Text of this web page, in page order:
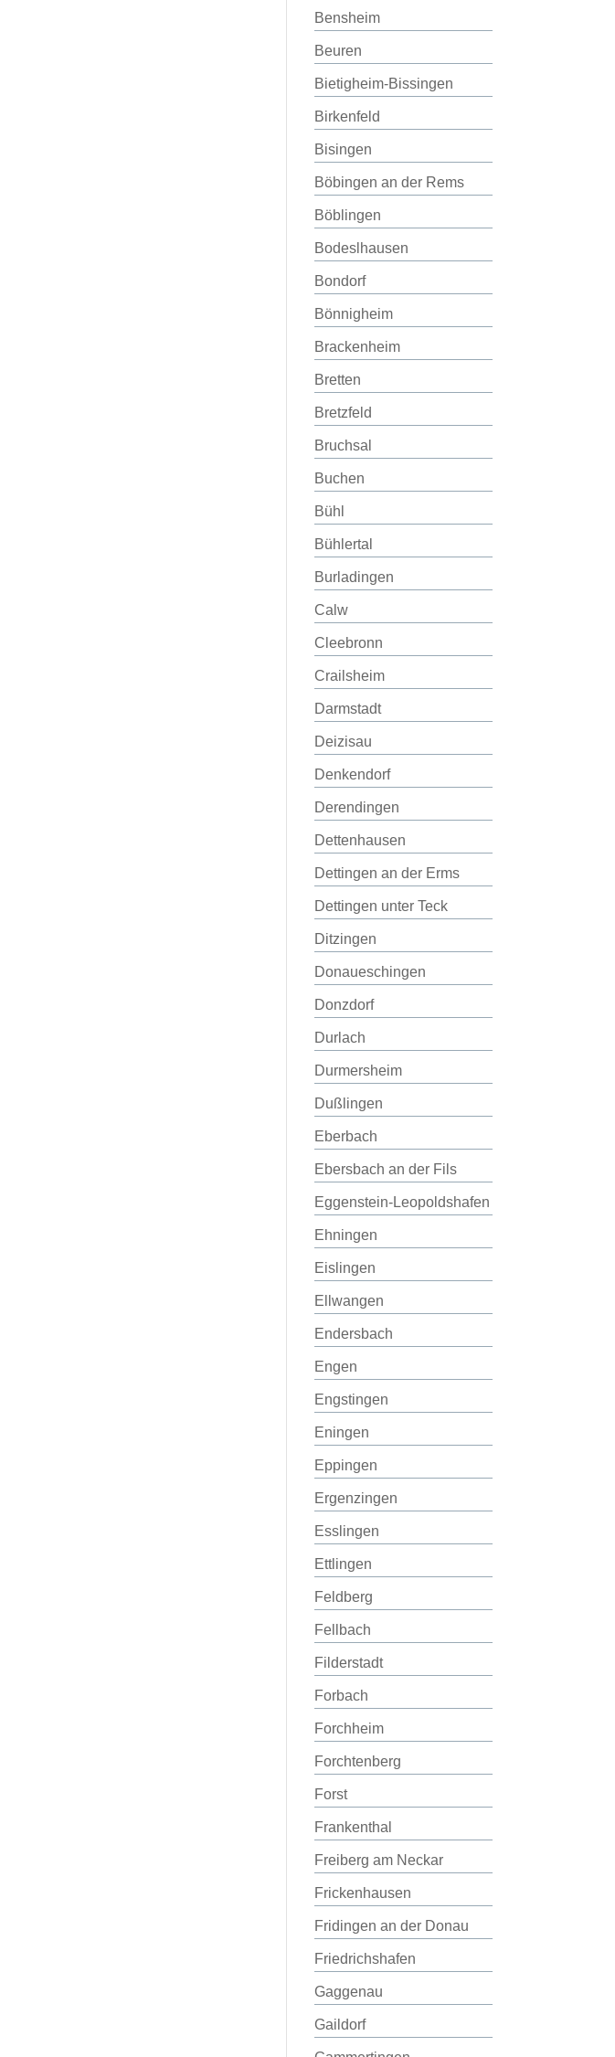
Bensheim
Beuren
Bietigheim-Bissingen
Birkenfeld
Bisingen
Böbingen an der Rems
Böblingen
Bodeslhausen
Bondorf
Bönnigheim
Brackenheim
Bretten
Bretzfeld
Bruchsal
Buchen
Bühl
Bühlertal
Burladingen
Calw
Cleebronn
Crailsheim
Darmstadt
Deizisau
Denkendorf
Derendingen
Dettenhausen
Dettingen an der Erms
Dettingen unter Teck
Ditzingen
Donaueschingen
Donzdorf
Durlach
Durmersheim
Dußlingen
Eberbach
Ebersbach an der Fils
Eggenstein-Leopoldshafen
Ehningen
Eislingen
Ellwangen
Endersbach
Engen
Engstingen
Eningen
Eppingen
Ergenzingen
Esslingen
Ettlingen
Feldberg
Fellbach
Filderstadt
Forbach
Forchheim
Forchtenberg
Forst
Frankenthal
Freiberg am Neckar
Frickenhausen
Fridingen an der Donau
Friedrichshafen
Gaggenau
Gaildorf